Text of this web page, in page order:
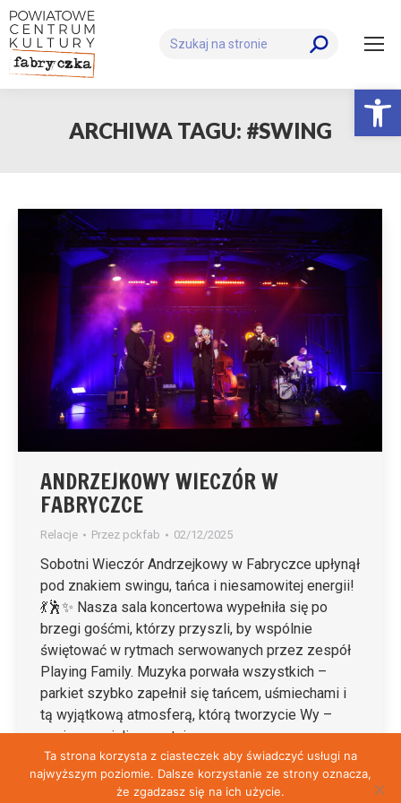
Szukaj:
ARCHIWA TAGU: #SWING
ANDRZEJKOWY WIECZÓR W
FABRYCZCE
Relacje Przez pckfab 02/12/2025
Sobotni Wieczór Andrzejkowy w Fabryczce upłynął
pod znakiem swingu, tańca i niesamowitej energii!
💃🕺✨ Nasza sala koncertowa wypełniła się po
brzegi gośćmi, którzy przyszli, by wspólnie
świętować w rytmach serwowanych przez zespół
Playing Family. Muzyka porwała wszystkich –
parkiet szybko zapełnił się tańcem, uśmiechami i
tą wyjątkową atmosferą, którą tworzycie Wy –
nasi wspaniali uczestnicy.…
Ta strona korzysta z ciasteczek aby świadczyć usługi na
najwyższym poziomie. Dalsze korzystanie ze strony oznacza,
że zgadzasz się na ich użycie.